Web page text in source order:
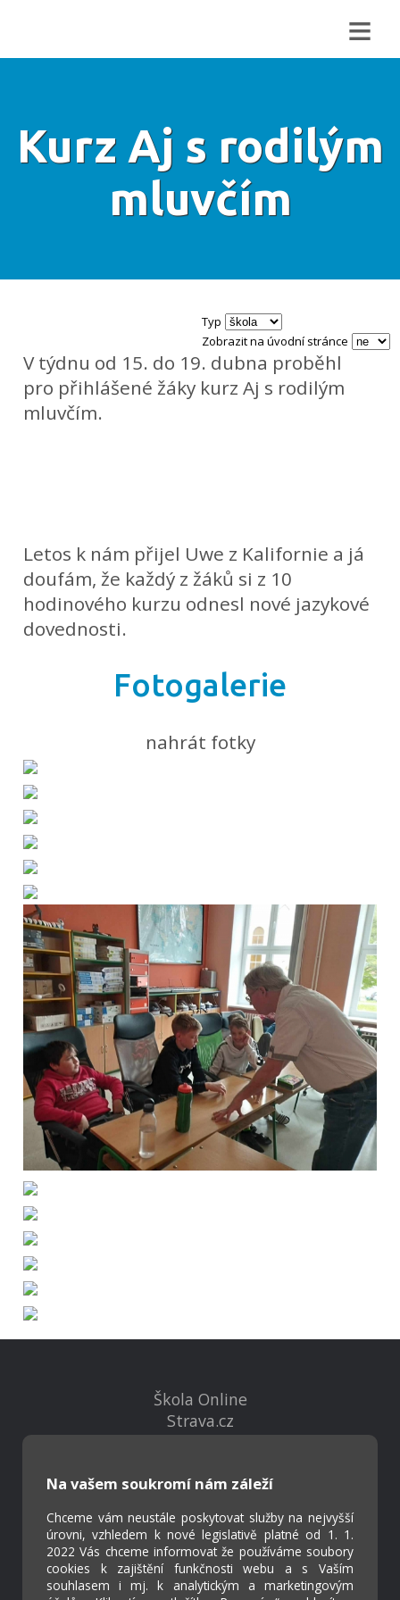
≡
Kurz Aj s rodilým
mluvčím
Typ
Zobrazit na úvodní stránce
V týdnu od 15. do 19. dubna proběhl
pro přihlášené žáky kurz Aj s rodilým
mluvčím.
Letos k nám přijel Uwe z Kalifornie a já
doufám, že každý z žáků si z 10
hodinového kurzu odnesl nové jazykové
dovednosti.
Fotogalerie
nahrát fotky
Na vašem soukromí nám záleží
Chceme vám neustále poskytovat služby na nejvyšší
úrovni, vzhledem k nové legislativě platné od 1. 1.
2022 Vás chceme informovat že používáme soubory
cookies k zajištění funkčnosti webu a s Vaším
souhlasem i mj. k analytickým a marketingovým
Škola Online
Strava.cz
Kontakty
Virtuální prohlídka
Cookies